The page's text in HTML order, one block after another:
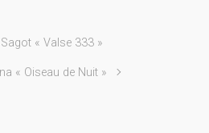
« Valse 333 »
« Oiseau de Nuit »